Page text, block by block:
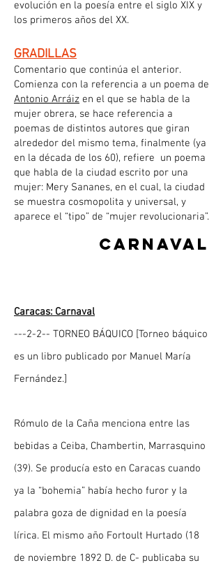
evolución en la poesía entre el siglo XIX y
los primeros años del XX.
GRADILLAS
Comentario que continúa el anterior.
Comienza con la referencia a un poema de
Antonio Arráiz en el que se habla de la
mujer obrera, se hace referencia a
poemas de distintos autores que giran
alrededor del mismo tema, finalmente (ya
en la década de los 60), refiere un poema
que habla de la ciudad escrito por una
mujer: Mery Sananes, en el cual, la ciudad
se muestra cosmopolita y universal, y
aparece el “tipo” de “mujer revolucionaria”.
carnaval
Caracas: Carnaval
---2-2-- TORNEO BÁQUICO [Torneo báquico
es un libro publicado por Manuel María
Fernández.]
Rómulo de la Caña menciona entre las
bebidas a Ceiba, Chambertin, Marrasquino
(39). Se producía esto en Caracas cuando
ya la “bohemia” había hecho furor y la
palabra goza de dignidad en la poesía
lírica. El mismo año Fortoult Hurtado (18
de noviembre 1892 D. de C- publicaba su